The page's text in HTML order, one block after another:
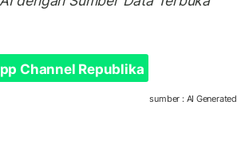
Channel Republika
sumber : AI Generated